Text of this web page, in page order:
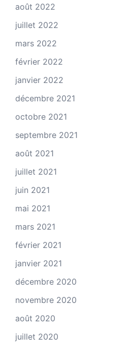
août 2022
juillet 2022
mars 2022
février 2022
janvier 2022
décembre 2021
octobre 2021
septembre 2021
août 2021
juillet 2021
juin 2021
mai 2021
mars 2021
février 2021
janvier 2021
décembre 2020
novembre 2020
août 2020
juillet 2020